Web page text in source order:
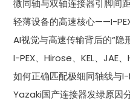
微同轴与双轴连接器引脚间
轻薄设备的高速核心——I-
AI视觉与高速传输背后的“
I-PEX、Hirose、KEL、JAE
如何正确匹配极细同轴线与
Yazaki国产连接器发绿原因